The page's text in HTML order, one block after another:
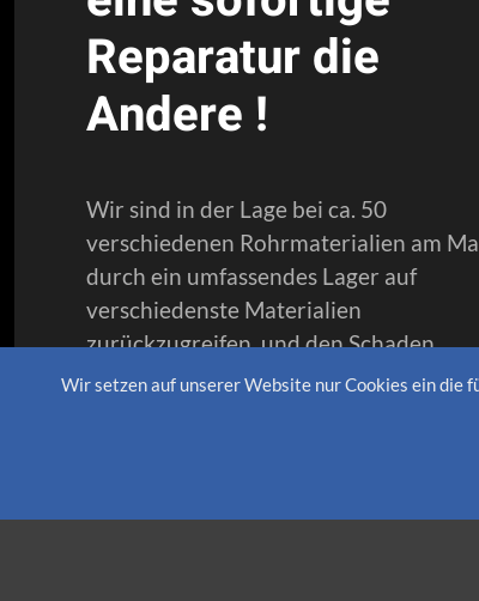
Wir setzen auf unserer Website nur Cookies ein die
Reparatur die
Andere !
Wir sind in der Lage bei ca. 50
verschiedenen Rohrmaterialien am
durch ein umfassendes Lager auf
verschiedenste Materialien
zurückzugreifen, und den Schaden
umgehend zu beheben.